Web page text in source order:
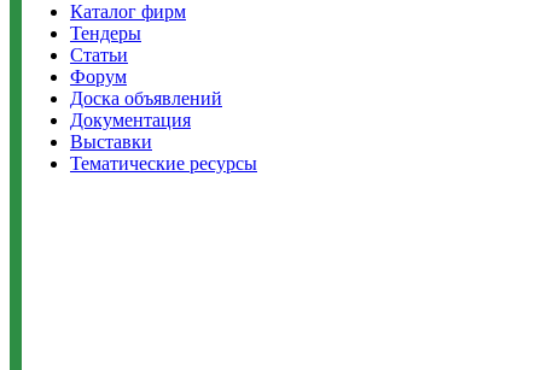
Каталог фирм
Тендеры
Статьи
Форум
Доска объявлений
Документация
Выставки
Тематические ресурсы